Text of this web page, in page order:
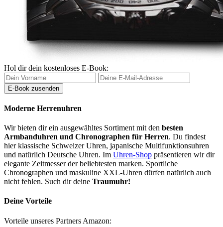
Hol dir dein kostenloses E-Book:
Moderne Herrenuhren
Wir bieten dir ein ausgewähltes Sortiment mit den besten
Armbanduhren und Chronographen für Herren. Du findest
hier klassische Schweizer Uhren, japanische Multifunktionsuhren
und natürlich Deutsche Uhren. Im Uhren-Shop präsentieren wir dir
elegante Zeitmesser der beliebtesten marken. Sportliche
Chronographen und maskuline XXL-Uhren dürfen natürlich auch
nicht fehlen. Such dir deine Traumuhr!
Deine Vorteile
Vorteile unseres Partners Amazon: